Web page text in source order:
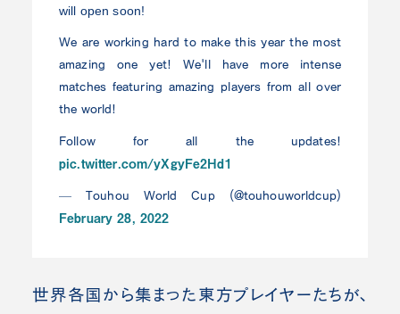
will open soon!
We are working hard to make this year the most
amazing one yet! We'll have more intense
matches featuring amazing players from all over
the world!
Follow for all the updates!
pic.twitter.com/yXgyFe2Hd1
— Touhou World Cup (@touhouworldcup)
February 28, 2022
世界各国から集まった東方プレイヤーたちが、